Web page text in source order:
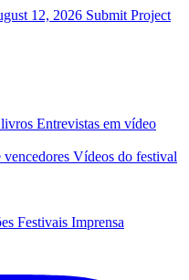
12, 2026 Submit Project
Entrevistas em vídeo
vencedores Vídeos do festival
Festivais Imprensa